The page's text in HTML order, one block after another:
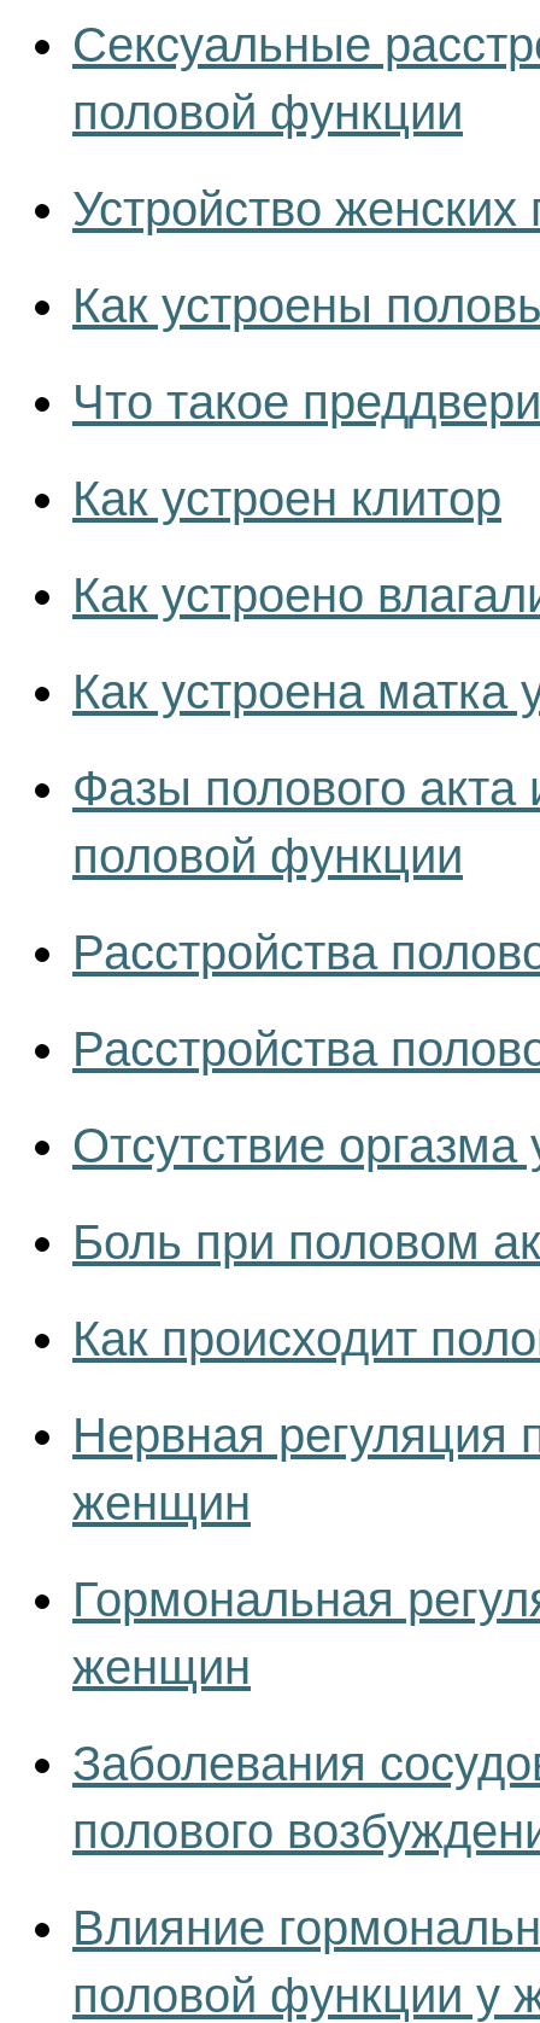
Сексуальные
половой функции
Устройство
Как устроены
Что такое
Как устроен клитор
Как устроено
Как устроена
Фазы полового
половой функции
Расстройства
Расстройства
Отсутствие
Боль при половом
Как происходит
Нервная регуляция
женщин
Гормональная
женщин
Заболевания
полового
Влияние
половой функции у